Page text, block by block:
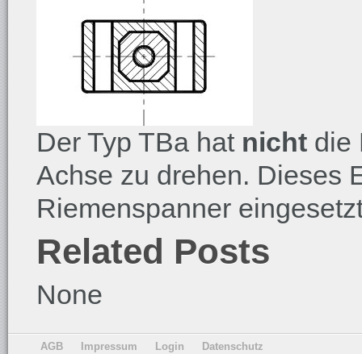
Der Typ TBa hat nicht die
Achse zu drehen. Dieses
Riemenspanner
Related Posts
None
AGB Impressum Login Datenschutz